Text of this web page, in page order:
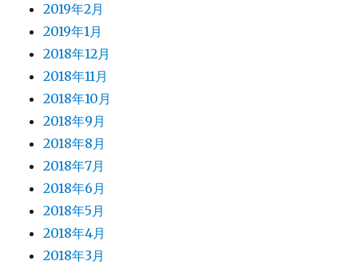
2019年2月
2019年1月
2018年12月
2018年11月
2018年10月
2018年9月
2018年8月
2018年7月
2018年6月
2018年5月
2018年4月
2018年3月